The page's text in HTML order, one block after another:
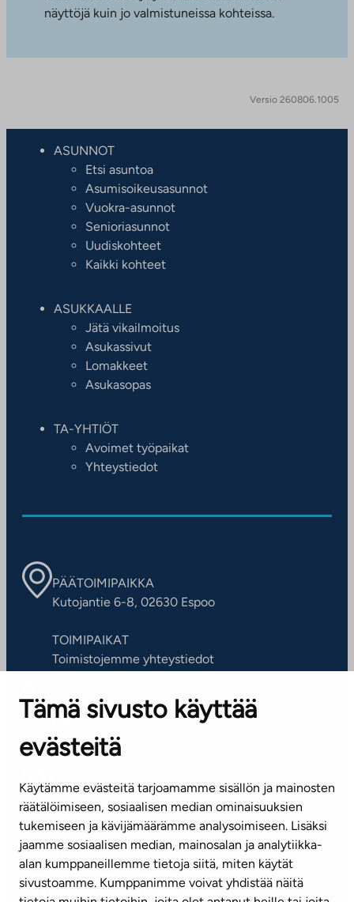
Tämä sivusto käyttää
evästeitä
Käytämme evästeitä tarjoamamme sisällön ja mainosten
räätälöimiseen, sosiaalisen median ominaisuuksien
tukemiseen ja kävijämäärämme analysoimiseen. Lisäksi
jaamme sosiaalisen median, mainosalan ja analytiikka-
alan kumppaneillemme tietoja siitä, miten käytät
sivustoamme. Kumppanimme voivat yhdistää näitä
näyttöjä kuin jo valmistuneissa kohteissa.
Versio 260806.1005
ASUNNOT
Etsi asuntoa
Asumisoikeusasunnot
Vuokra-asunnot
Senioriasunnot
Uudiskohteet
Kaikki kohteet
ASUKKAALLE
Jätä vikailmoitus
Asukassivut
Lomakkeet
Asukasopas
TA-YHTIÖT
Avoimet työpaikat
Yhteystiedot
PÄÄTOIMIPAIKKA
Kutojantie 6-8, 02630 Espoo
TOIMIPAIKAT
Toimistojemme yhteystiedot
ASIAKASPALVELUKESKUS
Puh. 045 7734 3777
(arkisin klo 8-16)
info@ta.fi
Tilaa uutiskirje
Mediapankki